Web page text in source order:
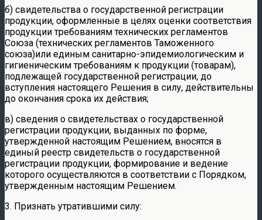
б) свидетельства о государственной регистрации
продукции, оформленные в целях оценки соответствия
продукции требованиям технических регламентов
Союза (технических регламентов Таможенного
союза)или единым санитарно-эпидемиологическим и
гигиеническим требованиям к продукции (товарам),
подлежащей государственной регистрации, до
вступления настоящего Решения в силу, действительны
до окончания срока их действия;
в) сведения о свидетельствах о государственной
регистрации продукции, выданных по форме,
утвержденной настоящим Решением, вносятся в
единый реестр свидетельств о государственной
регистрации продукции, формирование и ведение
которого осуществляются в соответствии с Порядком,
утвержденным настоящим Решением.
3. Признать утратившими силу: